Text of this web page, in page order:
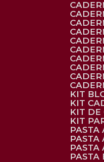
KIT
KIT
KIT
KIT